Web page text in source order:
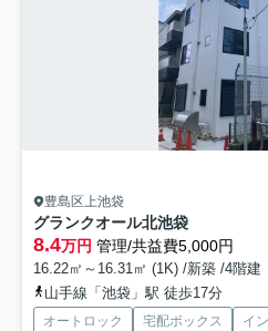
豊島区上池袋
グランクオール北池袋
8.4万円 管理/共益費5,000円
16.22㎡～16.31㎡ (1K) /新築 /4階建
山手線「池袋」駅 徒歩17分
オートロック 宅配ボックス イ